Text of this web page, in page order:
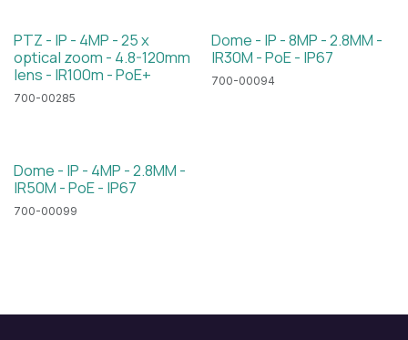
PTZ - IP - 4MP - 25 x
optical zoom - 4.8-120mm
lens - IR100m - PoE+
700-00285
Dome - IP - 8MP - 2.8MM -
IR30M - PoE - IP67
700-00094
Dome - IP - 4MP - 2.8MM -
IR50M - PoE - IP67
700-00099